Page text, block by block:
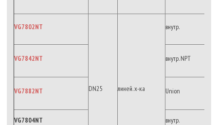
VG7802NT
DN25 линей. х-ка
внутр.
VG7842NT внутр. NPT
VG7882NT Union
VG7804NT внутр.